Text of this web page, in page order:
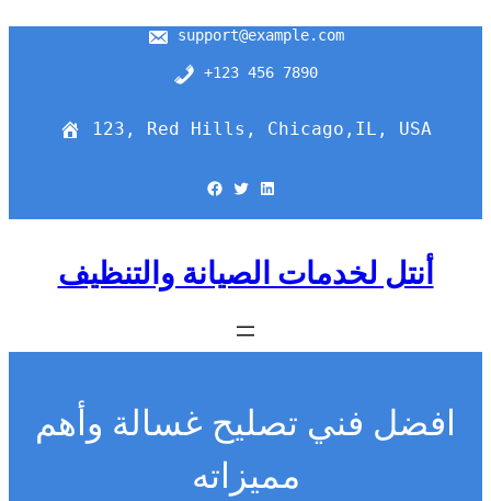
support@example.com
+123 456 7890
123, Red Hills, Chicago,IL, USA
Facebook Twitter LinkedIn
أنتل لخدمات الصيانة والتنظيف
افضل فني تصليح غسالة وأهم
مميزاته